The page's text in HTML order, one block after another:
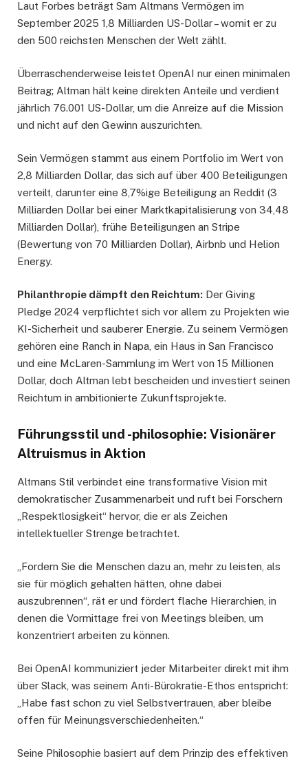
Laut Forbes beträgt Sam Altmans Vermögen im
September 2025 1,8 Milliarden US-Dollar – womit er zu
den 500 reichsten Menschen der Welt zählt.
Überraschenderweise leistet OpenAI nur einen minimalen
Beitrag; Altman hält keine direkten Anteile und verdient
jährlich 76.001 US-Dollar, um die Anreize auf die Mission
und nicht auf den Gewinn auszurichten.
Sein Vermögen stammt aus einem Portfolio im Wert von
2,8 Milliarden Dollar, das sich auf über 400 Beteiligungen
verteilt, darunter eine 8,7%ige Beteiligung an Reddit (3
Milliarden Dollar bei einer Marktkapitalisierung von 34,48
Milliarden Dollar), frühe Beteiligungen an Stripe
(Bewertung von 70 Milliarden Dollar), Airbnb und Helion
Energy.
Philanthropie dämpft den Reichtum: Der Giving
Pledge 2024 verpflichtet sich vor allem zu Projekten wie
KI-Sicherheit und sauberer Energie. Zu seinem Vermögen
gehören eine Ranch in Napa, ein Haus in San Francisco
und eine McLaren-Sammlung im Wert von 15 Millionen
Dollar, doch Altman lebt bescheiden und investiert seinen
Reichtum in ambitionierte Zukunftsprojekte.
Führungsstil und -philosophie: Visionärer
Altruismus in Aktion
Altmans Stil verbindet eine transformative Vision mit
demokratischer Zusammenarbeit und ruft bei Forschern
„Respektlosigkeit“ hervor, die er als Zeichen
intellektueller Strenge betrachtet.
„Fordern Sie die Menschen dazu an, mehr zu leisten, als
sie für möglich gehalten hätten, ohne dabei
auszubrennen“, rät er und fördert flache Hierarchien, in
denen die Vormittage frei von Meetings bleiben, um
konzentriert arbeiten zu können.
Bei OpenAI kommuniziert jeder Mitarbeiter direkt mit ihm
über Slack, was seinem Anti-Bürokratie-Ethos entspricht:
„Habe fast schon zu viel Selbstvertrauen, aber bleibe
offen für Meinungsverschiedenheiten.“
Seine Philosophie basiert auf dem Prinzip des effektiven